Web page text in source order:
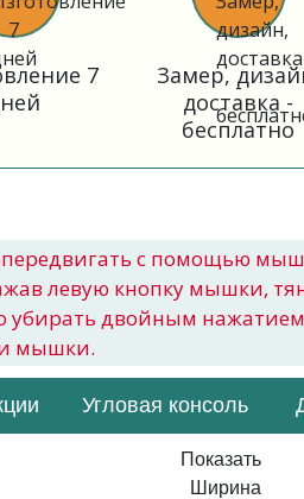
7
Замер,
доставка -
бесплатно
с помощью
левую кнопку мышки,
убирать двойным
мышки.
Угловая консоль
Показать
Ширина